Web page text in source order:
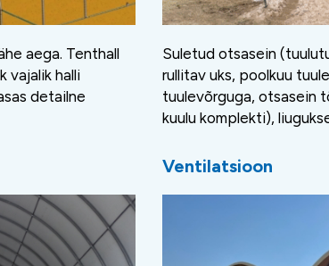
aega. Tenthall
vajalik halli
detailne
Suletud otsasein
rullitav uks, poolkuu
tuulevõrguga, otsasein
kuulu komplekti),
Ventilatsioon